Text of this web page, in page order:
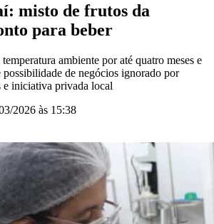
misto de frutos da
para beber
ambiente por até quatro meses e
de negócios ignorado por
e iniciativa privada local
2026 às 15:38